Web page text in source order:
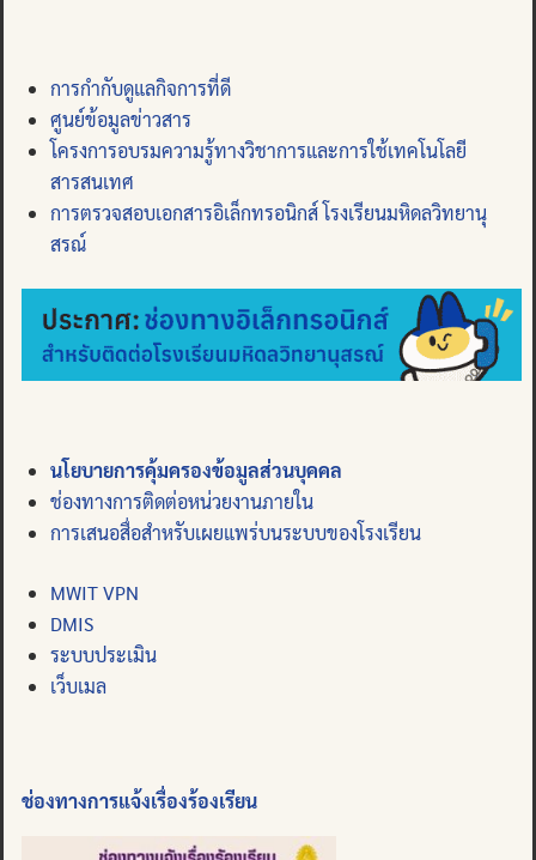
การกำกับดูแลกิจการที่ดี
ศูนย์ข้อมูลข่าวสาร
โครงการอบรมความรู้ทางวิชาการและการใช้เทคโนโลยี
สารสนเทศ
การตรวจสอบเอกสารอิเล็กทรอนิกส์ โรงเรียนมหิดลวิทยานุ
สรณ์
นโยบายการคุ้มครองข้อมูลส่วนบุคคล
ช่องทางการติดต่อหน่วยงานภายใน
การเสนอสื่อสำหรับเผยแพร่บนระบบของโรงเรียน
MWIT VPN
DMIS
ระบบประเมิน
เว็บเมล
ช่องทางการแจ้งเรื่องร้องเรียน